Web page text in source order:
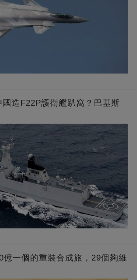
造F22P護衛艦趴窩？巴基斯
億一個的重裝合成旅，29個夠維